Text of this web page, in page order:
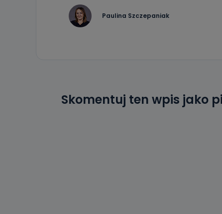
Paulina Szczepaniak
Skomentuj ten wpis jako